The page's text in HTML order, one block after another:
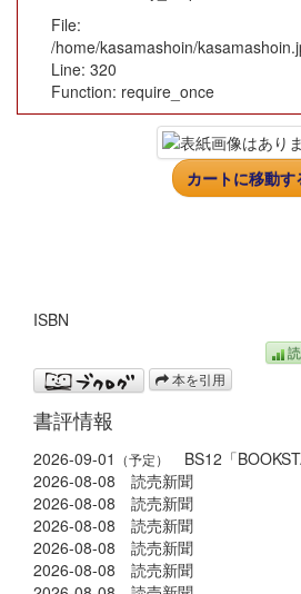
File:
/home/kasamashoin/
Line: 320
Function: require_once
カートに移動す
ISBN
読
本を引用
書評情報
2026-09-01 （予定）
BS12「
2026-08-08 読売新聞
2026-08-08 読売新聞
2026-08-08 読売新聞
2026-08-08 読売新聞
2026-08-08 読売新聞